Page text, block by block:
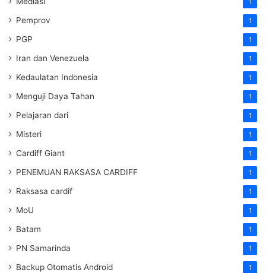
1
Pemprov 1
PGP 1
Iran dan Venezuela 1
Kedaulatan Indonesia 1
Menguji Daya Tahan 1
Pelajaran dari 1
Misteri 1
Cardiff Giant 1
PENEMUAN RAKSASA CARDIFF 1
Raksasa cardif 1
MoU 1
Batam 1
PN Samarinda 1
Backup Otomatis Android 1